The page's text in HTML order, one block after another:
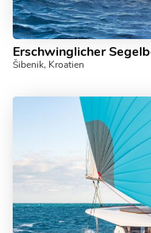
Erschwinglicher
Šibenik, Kroatien